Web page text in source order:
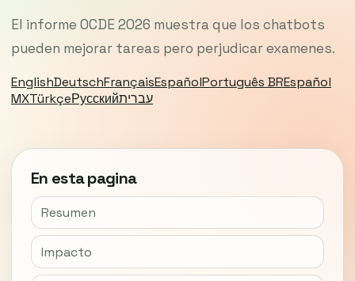
El informe OCDE 2026 muestra que los chatbots
pueden mejorar tareas pero perjudicar examenes.
EnglishDeutschFrançaisEspañolPortuguês BREspañol
MXTürkçeРусскийעברית
En esta pagina
Resumen
Impacto